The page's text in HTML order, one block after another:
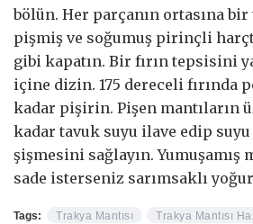
bölün. Her parçanın ortasına bir
pişmiş ve soğumuş pirinçli
gibi kapatın. Bir fırın tepsisini
içine dizin. 175 dereceli fırında
kadar pişirin. Pişen mantıların
kadar tavuk suyu ilave edip
şişmesini sağlayın. Yumuşamış
sade isterseniz sarımsaklı
Tags: Trakya Mantısı
Trakya Mantısı